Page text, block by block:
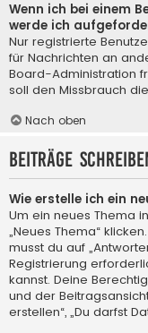
Wenn ich bei einem
werde ich
Nur registrierte
für Nachrichten an
Board-Administration
soll den Missbrauch
Nach oben
Beiträge
Wie erstelle ich ein
Um ein neues Thema
„Neues Thema“
musst du auf
Registrierung
kannst. Deine
und der
erstellen“, „Du darfst